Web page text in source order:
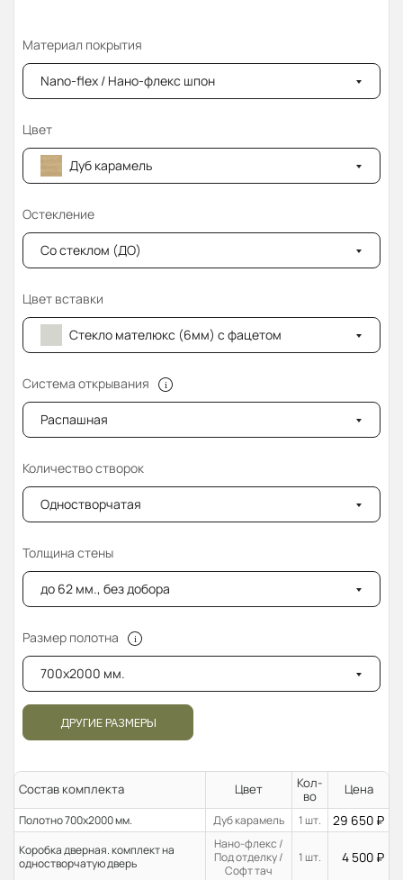
Материал покрытия
Nano-flex / Нано-флекс шпон
Цвет
Дуб карамель
Остекление
Со стеклом (ДО)
Цвет вставки
Стекло мателюкс (6мм) с фацетом
Система открывания
Распашная
Количество створок
Одностворчатая
Толщина стены
до 62 мм., без добора
Размер полотна
700x2000 мм.
ДРУГИЕ РАЗМЕРЫ
Состав комплекта Цвет
Кол-
во
Цена
Полотно 700x2000 мм. Дуб карамель 1 шт. 29 650 ₽
Коробка дверная. комплект на
одностворчатую дверь
Нано-флекс /
Под отделку /
Софт тач
1 шт. 4 500 ₽